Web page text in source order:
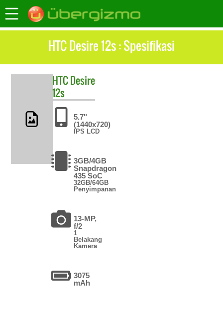
HTC Desire 12s : Spesifikasi
HTCDesire
12s
5.7"
(1440x720)
IPS LCD
3GB/4GB
Snapdragon
435 SoC
32GB/64GB
Penyimpanan
13-MP,
f/2
1
Belakang
Kamera
3075
mAh